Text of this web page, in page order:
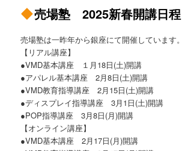
売場塾 2025新春開講日程
売場塾は一昨年から銀座にて開催しています。
【リアル講座】
●VMD基本講座 １月18日(土)開講
●アパレル基本講座 2月8日(土)開講
●VMD教育指導講座 2月15日(土)開講
●ディスプレイ指導講座 3月1日(土)開講
●POP指導講座 3月8日(月)開講
【オンライン講座】
●VMD基本講座 2月17日(月)開講